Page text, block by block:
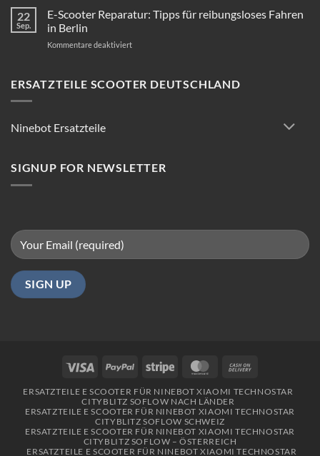
22
Sep.
E-Scooter Reparatur: Tipps für reibungsloses Fahren
in Berlin
Kommentare deaktiviertfür
Reparatur:
ERSATZTEILE SCOOTER DEUTSCHLAND
Ninebot Ersatzteile
SIGNUP FOR NEWSLETTER
Visa PayPal Stripe MasterCard
Delivery
ERSATZTEILE E SCOOTER FÜR NINEBOT XIAOMI TECHNOSTAR
CITYBLITZ SOFLOW NACH LÄNDER
ERSATZTEILE E SCOOTER FÜR NINEBOT XIAOMI TECHNOSTAR
CITYBLITZ SOFLOW SCHWEIZ
ERSATZTEILE E SCOOTER FÜR NINEBOT XIAOMI TECHNOSTAR
CITYBLITZ SOFLOW – ÖSTERREICH
ERSATZTEILE E SCOOTER FÜR NINEBOT XIAOMI TECHNOSTAR